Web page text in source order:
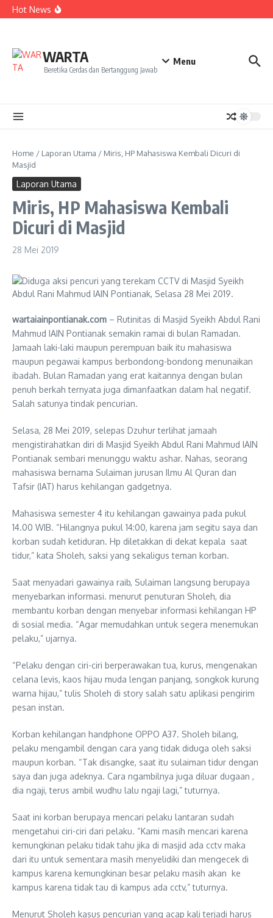
Lewati ke konten
Hot News
ke NCC 4 Bali
Sukseskan Kerja Bakti di Anjungan Melancar
WARTA
Beretika Cerdas dan Bertanggung Jawab
Menu
Home / Laporan Utama / Miris, HP Mahasiswa Kembali Dicuri di
Masjid
Laporan Utama
Miris, HP Mahasiswa Kembali
Dicuri di Masjid
28 Mei 2019
wartaiainpontianak.com – Rutinitas di Masjid Syeikh Abdul Rani
Mahmud IAIN Pontianak semakin ramai di bulan Ramadan.
Jamaah laki-laki maupun perempuan baik itu mahasiswa
maupun pegawai kampus berbondong-bondong menunaikan
ibadah. Bulan Ramadan yang erat kaitannya dengan bulan
penuh berkah ternyata juga dimanfaatkan dalam hal negatif.
Salah satunya tindak pencurian.
Selasa, 28 Mei 2019, selepas Dzuhur terlihat jamaah
mengistirahatkan diri di Masjid Syeikh Abdul Rani Mahmud IAIN
Pontianak sembari menunggu waktu ashar. Nahas, seorang
mahasiswa bernama Sulaiman jurusan Ilmu Al Quran dan
Tafsir (IAT) harus kehilangan gadgetnya.
Mahasiswa semester 4 itu kehilangan gawainya pada pukul
14.00 WIB. “Hilangnya pukul 14:00, karena jam segitu saya dan
korban sudah ketiduran. Hp diletakkan di dekat kepala saat
tidur,” kata Sholeh, saksi yang sekaligus teman korban.
Saat menyadari gawainya raib, Sulaiman langsung berupaya
menyebarkan informasi. menurut penuturan Sholeh, dia
membantu korban dengan menyebar informasi kehilangan HP
di sosial media. “Agar memudahkan untuk segera menemukan
pelaku,” ujarnya.
“Pelaku dengan ciri-ciri berperawakan tua, kurus, mengenakan
celana levis, kaos hijau muda lengan panjang, songkok kurung
warna hijau,” tulis Sholeh di story salah satu aplikasi pengirim
pesan instan.
Korban kehilangan handphone OPPO A37. Sholeh bilang,
pelaku mengambil dengan cara yang tidak diduga oleh saksi
maupun korban. “Tak disangke, saat itu sulaiman tidur dengan
saya dan juga adeknya. Cara ngambilnya juga diluar dugaan ,
dia ngaji, terus ambil wudhu lalu ngaji lagi,” tuturnya.
Saat ini korban berupaya mencari pelaku lantaran sudah
mengetahui ciri-ciri dari pelaku. “Kami masih mencari karena
kemungkinan pelaku tidak tahu jika di masjid ada cctv maka
dari itu untuk sementara masih menyelidiki dan mengecek di
kampus karena kemungkinan besar pelaku masih akan ke
kampus karena tidak tau di kampus ada cctv,” tuturnya.
Menurut Sholeh kasus pencurian yang acap kali terjadi harus